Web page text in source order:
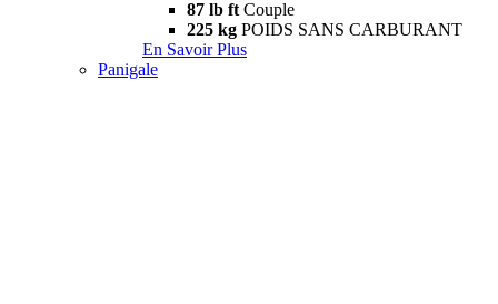
87 lb ft Couple
225 kg POIDS SANS CARBURANT
En Savoir Plus
Panigale